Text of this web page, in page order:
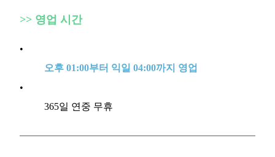
>> 영업 시간
•
오후 01:00부터 익일 04:00까지 영업
•
365일 연중 무휴